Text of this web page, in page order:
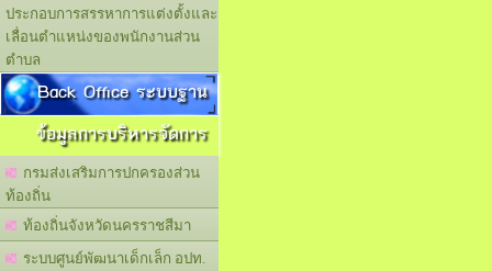
ประกอบการสรรหาการแต่งตั้งและ
เลื่อนตำแหน่งของพนักงานส่วน
ตำบล
Back Office ระบบฐาน
ข้อมูลการบริหารจัดการ
กรมส่งเสริมการปกครองส่วน
ท้องถิ่น
ท้องถิ่นจังหวัดนครราชสีมา
ระบบศูนย์พัฒนาเด็กเล็ก อปท.